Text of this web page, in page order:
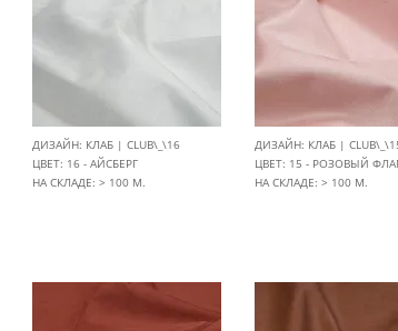
ДИЗАЙН: КЛАБ | CLUB\_\16
ЦВЕТ: 16 - АЙСБЕРГ
НА СКЛАДЕ: > 100 М.
ДИЗАЙН: КЛАБ |
ЦВЕТ: 15 - РОЗОВЫЙ
НА СКЛАДЕ: > 100 М.